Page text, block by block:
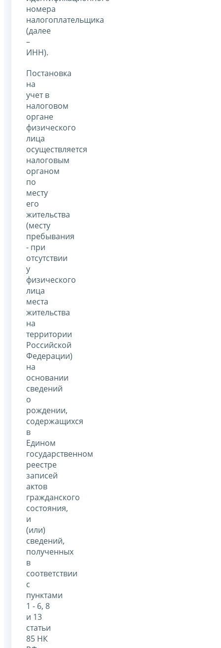
номера
налогоплательщика
(далее
–
ИНН).
Постановка
на
учет в
налоговом
органе
физического
лица
осуществляется
налоговым
органом
по
месту
его
жительства
(месту
пребывания
- при
отсутствии
у
физического
лица
места
жительства
на
территории
Российской
Федерации)
на
основании
сведений
о
рождении,
содержащихся
в
Едином
государственном
реестре
записей
актов
гражданского
состояния,
и
(или)
сведений,
полученных
в
соответствии
с
пунктами
1 - 6, 8
и 13
статьи
85 НК